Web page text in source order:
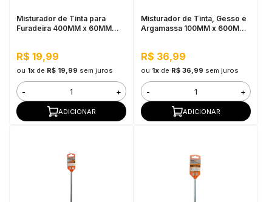
Misturador de Tinta para
Furadeira 400MM x 60MM
R$ 19,99
ou 1xde R$ 19,99 sem juros
- +
ADICIONAR
Misturador de Tinta, Gesso e
Argamassa 100MM x 600MM
R$ 36,99
ou 1xde R$ 36,99 sem juros
- +
ADICIONAR